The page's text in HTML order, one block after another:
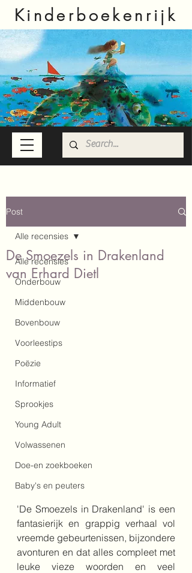
Kinderboekenrijk
Post
Alle recensies
Onderbouw
Middenbouw
Bovenbouw
Voorleestips
Poëzie
Informatief
Sprookjes
Young Adult
Volwassenen
Doe-en zoekboeken
Baby's en peuters
Alle recensies
De Smoezels in Drakenland
van Erhard Dietl
'De Smoezels in Drakenland' is een
fantasierijk en grappig verhaal vol
vreemde gebeurtenissen, bijzondere
avonturen en dat alles compleet met
leuke vieze woorden en veel